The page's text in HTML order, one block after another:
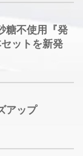
糖不使用『発
ットを新発
アップ